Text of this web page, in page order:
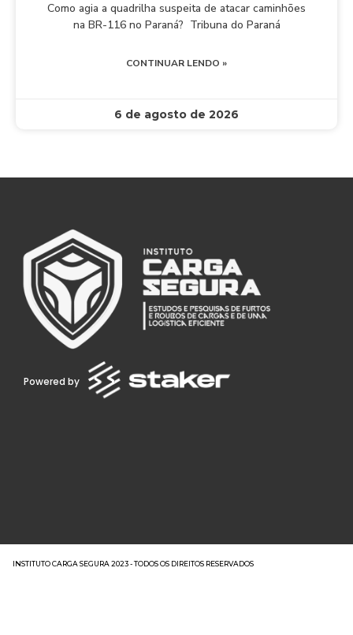
Como agia a quadrilha suspeita de atacar caminhões
na BR-116 no Paraná? Tribuna do Paraná
CONTINUAR LENDO »
6 de agosto de 2026
Powered by
INSTITUTO CARGA SEGURA 2023 - TODOS OS DIREITOS RESERVADOS